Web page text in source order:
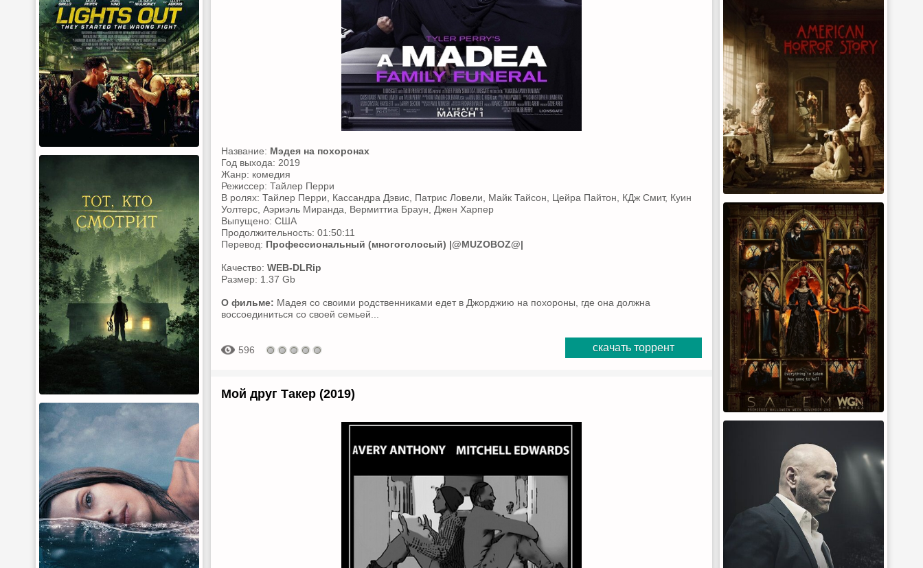
Название: Мэдея на похоронах
Год выхода: 2019
Жанр: комедия
Режиссер: Тайлер Перри
В ролях: Тайлер Перри, Кассандра Дэвис, Патрис Ловели, Майк Тайсон, Цейра Пайтон, КДж Смит, Куин
Уолтерс, Аэриэль Миранда, Вермиттиа Браун, Джен Харпер
Выпущено: США
Продолжительность: 01:50:11
Перевод: Профессиональный (многоголосый) |@MUZOBOZ@|
Качество: WEB-DLRip
Размер: 1.37 Gb
О фильме: Мадея со своими родственниками едет в Джорджию на похороны, где она должна
воссоединиться со своей семьей...
596 скачать торрент
Мой друг Такер (2019)